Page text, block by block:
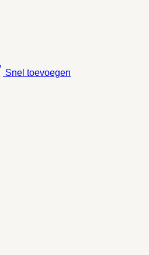
Snel toevoegen